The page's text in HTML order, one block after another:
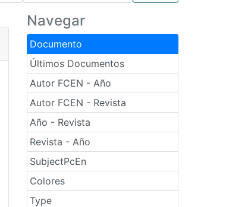
Navegar
Documento
Últimos Documentos
Autor FCEN - Año
Autor FCEN - Revista
Año - Revista
Revista - Año
SubjectPcEn
Colores
Type